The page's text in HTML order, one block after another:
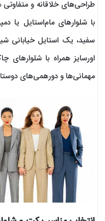
طراحی‌های خلاقانه و
با شلوارهای مام‌استایل یا
سفید، یک استایل خیابانی
اورسایز همراه با شلوارهای
مهمانی‌ها و دورهمی‌های